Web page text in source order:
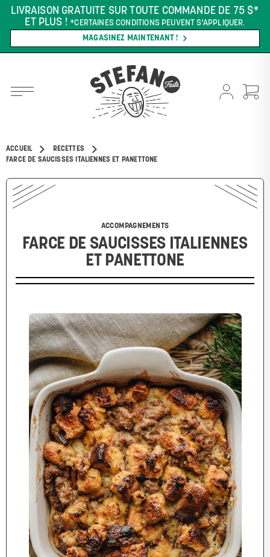
LIVRAISON GRATUITE SUR TOUTE COMMANDE DE 75 $*
ET PLUS ! *CERTAINES CONDITIONS PEUVENT S'APPLIQUER.
MAGASINEZ MAINTENANT !
ACCUEIL
RECETTES
FARCE DE SAUCISSES ITALIENNES ET PANETTONE
ACCOMPAGNEMENTS
FARCE DE SAUCISSES ITALIENNES
ET PANETTONE